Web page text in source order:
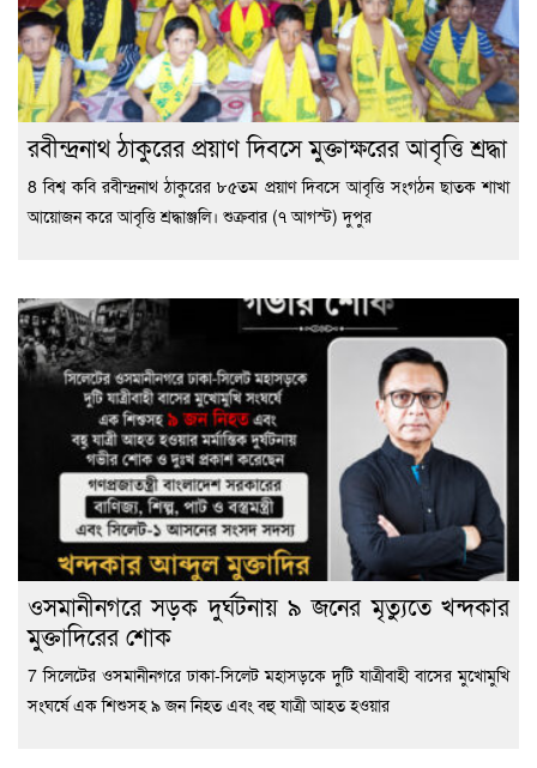
রবীন্দ্রনাথ ঠাকুরের প্রয়াণ দিবসে মুক্তাক্ষরের আবৃত্তি শ্রদ্ধা
8 বিশ্ব কবি রবীন্দ্রনাথ ঠাকুরের ৮৫তম প্রয়াণ দিবসে আবৃত্তি সংগঠন ছাতক শাখা
আয়োজন করে আবৃত্তি শ্রদ্ধাঞ্জলি। শুক্রবার (৭ আগস্ট) দুপুর
ওসমানীনগরে সড়ক দুর্ঘটনায় ৯ জনের মৃত্যুতে খন্দকার
মুক্তাদিরের শোক
7 সিলেটের ওসমানীনগরে ঢাকা-সিলেট মহাসড়কে দুটি যাত্রীবাহী বাসের মুখোমুখি
সংঘর্ষে এক শিশুসহ ৯ জন নিহত এবং বহু যাত্রী আহত হওয়ার